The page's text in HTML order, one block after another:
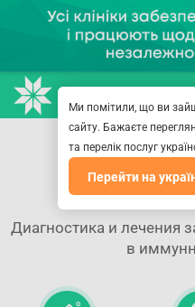
Диагностика и лечения
в
Ми помітили, що ви
сайту. Бажаєте
та перелік послуг
Перейти на